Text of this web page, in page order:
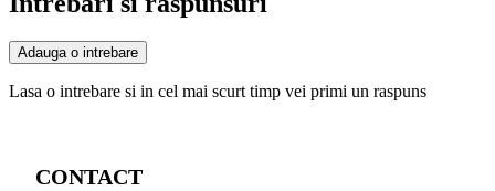
Adauga o intrebare
Lasa o intrebare si in cel mai scurt timp vei primi un raspuns
CONTACT